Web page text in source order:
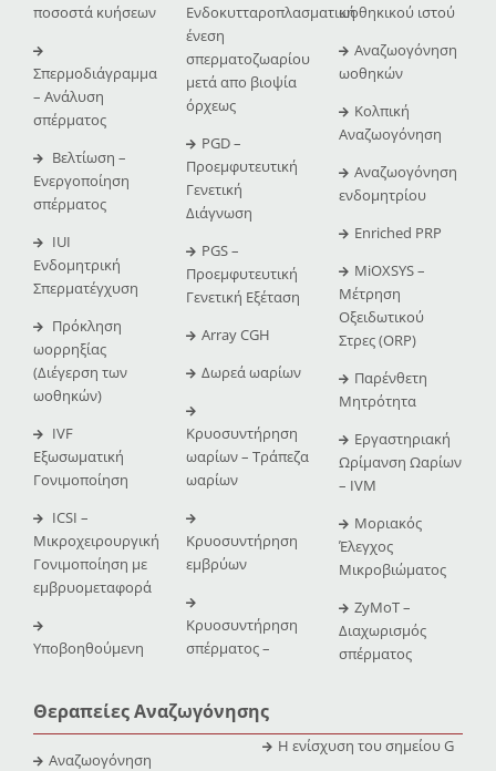
ποσοστά κυήσεων
Σπερμοδιάγραμμα
– Ανάλυση
σπέρματος
Βελτίωση –
Ενεργοποίηση
σπέρματος
IUI
Ενδομητρική
Σπερματέγχυση
Πρόκληση
ωορρηξίας
(Διέγερση των
ωοθηκών)
IVF
Εξωσωματική
Γονιμοποίηση
ICSI –
Μικροχειρουργική
Γονιμοποίηση με
εμβρυομεταφορά
Υποβοηθούμενη
Ενδοκυτταροπλασματική
ένεση
σπερματοζωαρίου
μετά απο βιοψία
όρχεως
PGD –
Προεμφυτευτική
Γενετική
Διάγνωση
PGS –
Προεμφυτευτική
Γενετική Εξέταση
Array CGH
Δωρεά ωαρίων
Κρυοσυντήρηση
ωαρίων – Τράπεζα
ωαρίων
Κρυοσυντήρηση
εμβρύων
Κρυοσυντήρηση
σπέρματος –
ωοθηκικού ιστού
Αναζωογόνηση
ωοθηκών
Κολπική
Αναζωογόνηση
Αναζωογόνηση
ενδομητρίου
Enriched PRP
MiOXSYS –
Μέτρηση
Οξειδωτικού
Στρες (ORP)
Παρένθετη
Μητρότητα
Εργαστηριακή
Ωρίμανση Ωαρίων
– IVM
Μοριακός
Έλεγχος
Μικροβιώματος
ZyMoT –
Διαχωρισμός
σπέρματος
Θεραπείες Αναζωγόνησης
Αναζωογόνηση
Η ενίσχυση του σημείου G